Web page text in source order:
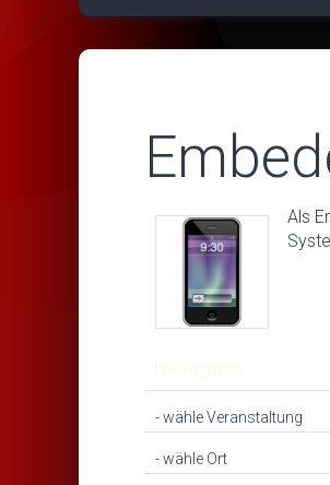
Als